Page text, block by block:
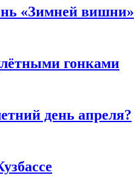
«Зимней вишни»
гонками
день апреля?